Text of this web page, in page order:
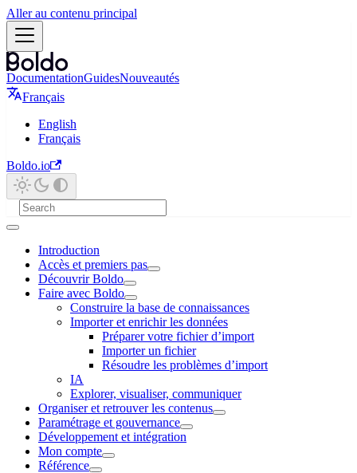
Aller au contenu principal
DocumentationGuidesNouveautés
Français
English
Français
Boldo.io
Introduction
Accès et premiers pas
Découvrir Boldo
Faire avec Boldo
Construire la base de connaissances
Importer et enrichir les données
Préparer votre fichier d’import
Importer un fichier
Résoudre les problèmes d’import
IA
Explorer, visualiser, communiquer
Organiser et retrouver les contenus
Paramétrage et gouvernance
Développement et intégration
Mon compte
Référence